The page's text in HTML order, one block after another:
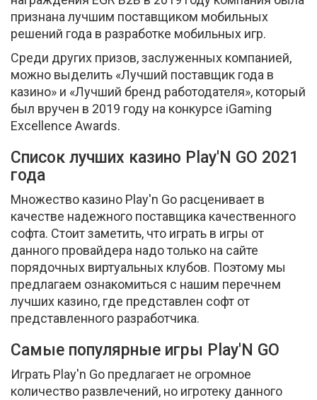
признана лучшим поставщиком мобильных
решений года в разработке мобильных игр.
Среди других призов, заслуженных компанией,
можно выделить «Лучший поставщик года в
казино» и «Лучший бренд работодателя», который
был вручен в 2019 году на конкурсе iGaming
Excellence Awards.
Список лучших казино Play'N GO 2021
года
Множество казино Play'n Go расценивает в
качестве надежного поставщика качественного
софта. Стоит заметить, что играть в игры от
данного провайдера надо только на сайте
порядочных виртуальных клубов. Поэтому мы
предлагаем ознакомиться с нашим перечнем
лучших казино, где представлен софт от
представленного разработчика.
Самые популярные игры Play'N GO
Играть Play'n Go предлагает не огромное
количество развлечений, но игротеку данного